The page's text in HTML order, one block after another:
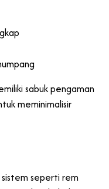
sabuk pengaman
meminimalisir
seperti rem